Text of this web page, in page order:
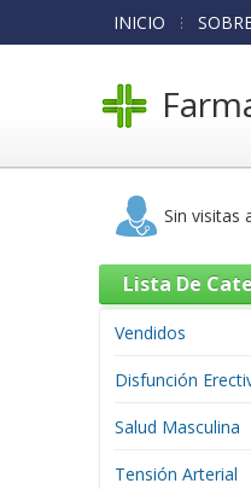
INICIO
Sin visitas
Lista De
Vendidos
Disfunción
Salud Masculina
Tensión Arterial